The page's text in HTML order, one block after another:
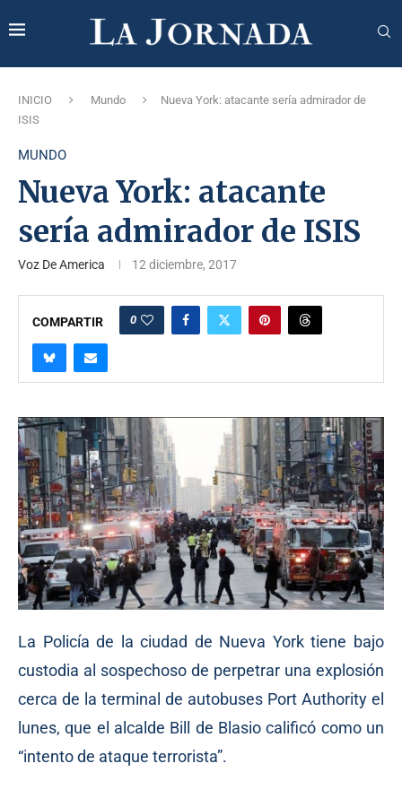
INICIO Mundo
Nueva York: atacante sería admirador de
ISIS
MUNDO
Nueva York: atacante
sería admirador de ISIS
Voz De America 12 diciembre, 2017
COMPARTIR 0
La Policía de la ciudad de Nueva York tiene bajo
custodia al sospechoso de perpetrar una explosión
cerca de la terminal de autobuses Port Authority el
lunes, que el alcalde Bill de Blasio calificó como un
“intento de ataque terrorista”.